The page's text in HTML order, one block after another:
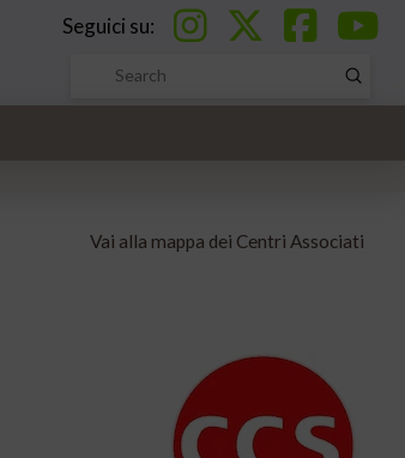
Seguici su:
Search
Submit
Vai alla mappa dei Centri Associati